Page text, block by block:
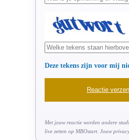
Deze tekens zijn voor mij
Met jouw reactie worden andere
live zetten op MBOstart. Jouw